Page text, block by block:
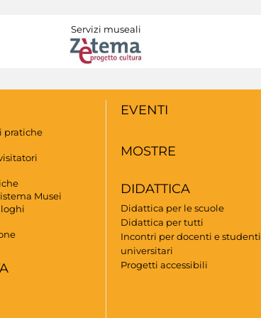
Servizi museali
pratiche
Musei
EVENTI
MOSTRE
DIDATTICA
Didattica per le scuole
Didattica per tutti
Incontri per docenti e studenti
universitari
Progetti accessibili